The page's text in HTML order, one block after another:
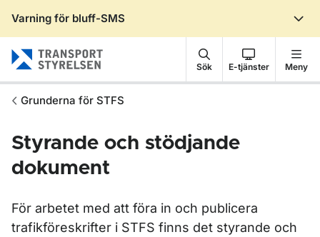
Varning för bluff-SMS
Sök E-tjänster Meny
Grunderna för STFS
Styrande och stödjande
dokument
För arbetet med att föra in och publicera
trafikföreskrifter i STFS finns det styrande och